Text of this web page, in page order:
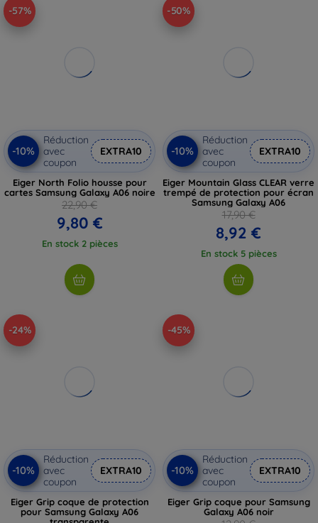
-57%
-10%
Réduction
avec
coupon
EXTRA10
Eiger North Folio housse pour
cartes Samsung Galaxy A06 noire
22,90 €
9,80 €
En stock 2 pièces
-50%
-10%
Réduction
avec
coupon
EXTRA10
Eiger Mountain Glass CLEAR verre
trempé de protection pour écran
Samsung Galaxy A06
17,90 €
8,92 €
En stock 5 pièces
-24%
-10%
Réduction
avec
coupon
EXTRA10
Eiger Grip coque de protection
pour Samsung Galaxy A06
-45%
-10%
Réduction
avec
coupon
EXTRA10
Eiger Grip coque pour Samsung
Galaxy A06 noir